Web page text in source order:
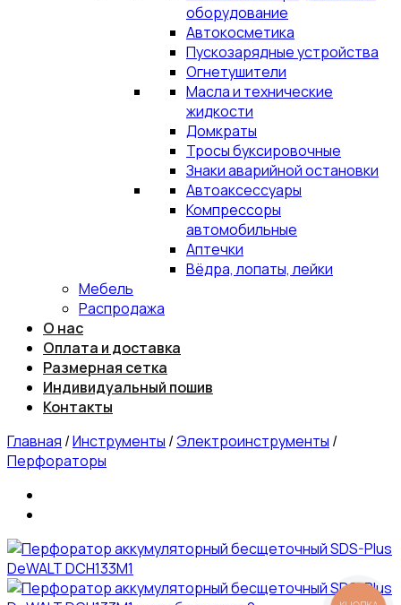
оборудование
Автокосметика
Пускозарядные устройства
Огнетушители
Масла и технические
жидкости
Домкраты
Тросы буксировочные
Знаки аварийной остановки
Автоаксессуары
Компрессоры
автомобильные
Аптечки
Вёдра, лопаты, лейки
Мебель
Распродажа
О нас
Оплата и доставка
Размерная сетка
Индивидуальный пошив
Контакты
Главная /Инструменты /Электроинструменты /
Перфораторы